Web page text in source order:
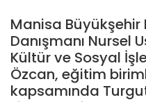
Manisa Büyükşehir
Danışmanı Nursel
Kültür ve Sosyal
Özcan, eğitim
kapsamında